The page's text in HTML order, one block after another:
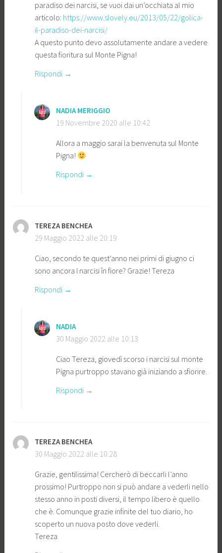
paradiso dei narcisi, se vuoi dai un’occhiata al mio
articolo: https://www.slovely.eu/2013/05/22/golica-
il-paradiso-dei-narcisi/
A questo punto devo assolutamente andare a vedere
questa fioritura sul Monte Pigna!
Rispondi
NADIA MERIGGIO
19 Novembre 2020 alle 10:42
Allora a maggio sarai la benvenuta sul Monte
Pigna!
Rispondi
TEREZA BENCHEA
29 Maggio 2022 alle 20:19
Ciao, secondo te quest’anno nei primi di giugno ci
sono ancora I narcisi în fiore? Grazie! Tereza
Rispondi
NADIA
30 Maggio 2022 alle 10:13
Ciao Tereza, giovedì scorso i narcisi sul monte
Pigna purtroppo stavano già iniziando a sfiorire.
Rispondi
TEREZA BENCHEA
30 Maggio 2022 alle 10:28
Grazie, gentilissima! Cercherò di beccarli l’anno
prossimo! Purtroppo non si può andare a vederli nello
stesso anno in posti diversi, il tempo libero è quello
che è. Comunque grazie infinite del tuo diario, ho
scoperto un nuova posto dove vederli.
Tereza